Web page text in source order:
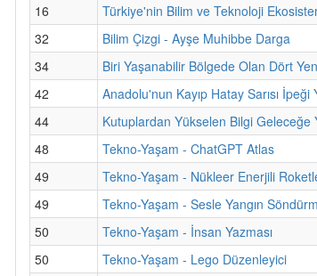
16
Türkiye'nin Bilim ve Teknoloji
32
Bilim Çizgi - Ayşe Muhibbe Darga
34
Biri Yaşanabilir Bölgede Olan Dört
42
Anadolu'nun Kayıp Hatay Sarısı
44
Kutuplardan Yükselen Bilgi Geleceğe
48
Tekno-Yaşam - ChatGPT Atlas
49
Tekno-Yaşam - Nükleer Enerjili
49
Tekno-Yaşam - Sesle Yangın
50
Tekno-Yaşam - İnsan Yazması
50
Tekno-Yaşam - Lego Düzenleyici